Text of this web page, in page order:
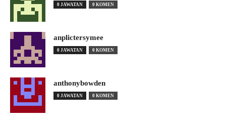
0 JAWATAN 0 KOMEN
anplictersymee
0 JAWATAN 0 KOMEN
anthonybowden
0 JAWATAN 0 KOMEN